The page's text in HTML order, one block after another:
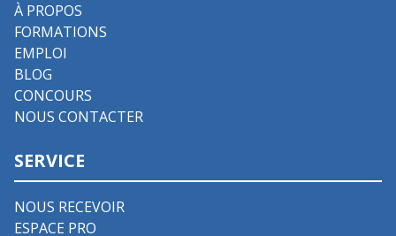
À PROPOS
FORMATIONS
EMPLOI
BLOG
CONCOURS
NOUS CONTACTER
SERVICE
NOUS RECEVOIR
ESPACE PRO